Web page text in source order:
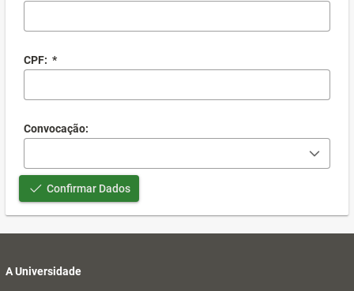
CPF: *
Convocação:
Confirmar Dados
A Universidade